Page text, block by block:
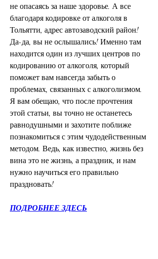
не опасаясь за наше здоровье. А все
благодаря кодировке от алкоголя в
Тольятти, адрес автозаводский район!
Да-да, вы не ослышались! Именно там
находится один из лучших центров по
кодированию от алкоголя, который
поможет вам навсегда забыть о
проблемах, связанных с алкоголизмом.
Я вам обещаю, что после прочтения
этой статьи, вы точно не останетесь
равнодушными и захотите поближе
познакомиться с этим чудодейственным
методом. Ведь, как известно, жизнь без
вина это не жизнь, а праздник, и нам
нужно научиться его правильно
праздновать!
ПОДРОБНЕЕ ЗДЕСЬ